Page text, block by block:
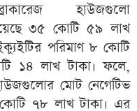
হাউজগুলো
৩৫ কোটি ৫৯ লাখ
পরিমাণ ৮ কোটি
১৪ লাখ টাকা। ফলে,
মোট নেগেটিভ
৭৮ লাখ টাকা। এর